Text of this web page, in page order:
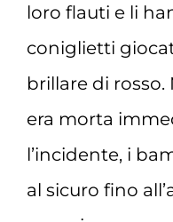
loro flauti e li
coniglietti
brillare di
era morta
l’incidente, i
al sicuro fino